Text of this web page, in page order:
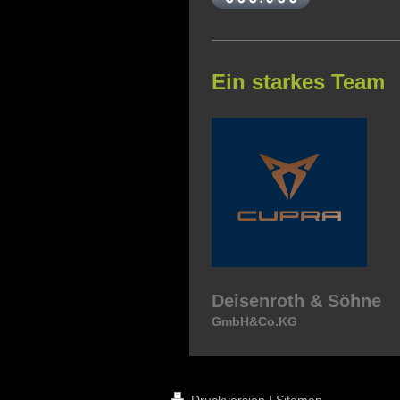
Ein starkes Team
Deisenroth & Söhne
GmbH&Co.KG